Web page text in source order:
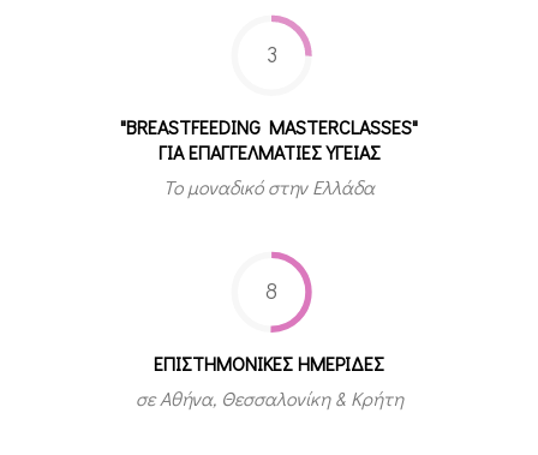
3
"BREASTFEEDING MASTERCLASSES"
ΓΙΑ ΕΠΑΓΓΕΛΜΑΤΙΕΣ ΥΓΕΙΑΣ
Το μοναδικό στην Ελλάδα
8
ΕΠΙΣΤΗΜΟΝΙΚΕΣ ΗΜΕΡΙΔΕΣ
σε Αθήνα, Θεσσαλονίκη & Κρήτη